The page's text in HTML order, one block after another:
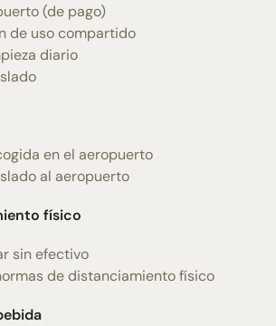
(de pago)
de uso compartido
diario
en el aeropuerto
al aeropuerto
físico
sin efectivo
de distanciamiento físico